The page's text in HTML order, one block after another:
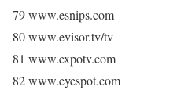
79 www.esnips.com
80 www.evisor.tv/tv
81 www.expotv.com
82 www.eyespot.com